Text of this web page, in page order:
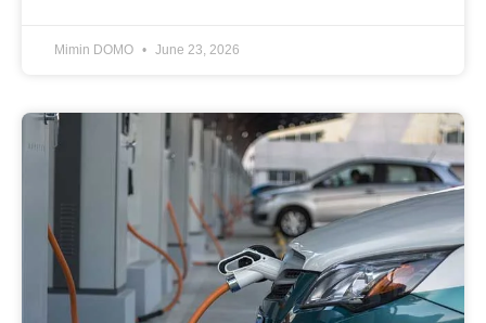
Mimin DOMO June 23, 2026